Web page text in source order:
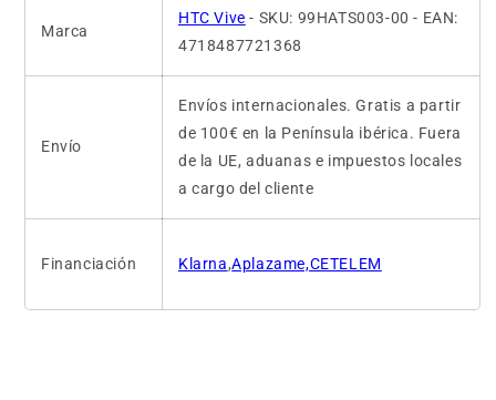
Marca
HTC Vive - SKU: 99HATS003-00 - EAN:
4718487721368
Envío
Envíos internacionales. Gratis a partir
de 100€ en la Península ibérica. Fuera
de la UE, aduanas e impuestos locales
a cargo del cliente
Financiación Klarna,Aplazame,CETELEM